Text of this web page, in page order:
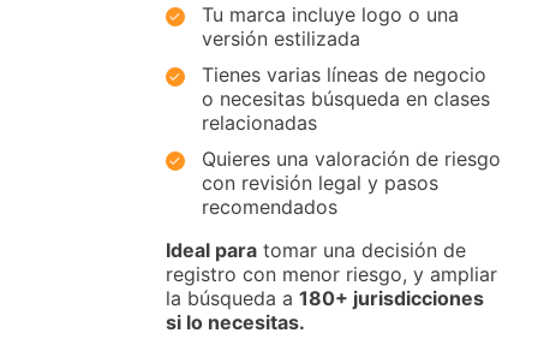
Tu marca incluye logo o una
versión estilizada
Tienes varias líneas de negocio
o necesitas búsqueda en clases
relacionadas
Quieres una valoración de riesgo
con revisión legal y pasos
recomendados
Ideal para tomar una decisión de
registro con menor riesgo, y ampliar
la búsqueda a 180+ jurisdicciones
si lo necesitas.